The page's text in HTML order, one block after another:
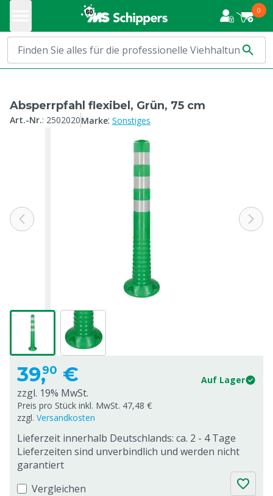
0
Absperrpfahl flexibel, Grün, 75 cm
Art.-Nr.: 2502020Marke: Sonstiges
39,90 € Auf Lager
zzgl. 19% MwSt.
Preis pro Stück inkl. MwSt. 47,48 €
zzgl. Versandkosten
Lieferzeit innerhalb Deutschlands: ca. 2 - 4 Tage
Lieferzeiten sind unverbindlich und werden nicht
garantiert
Vergleichen